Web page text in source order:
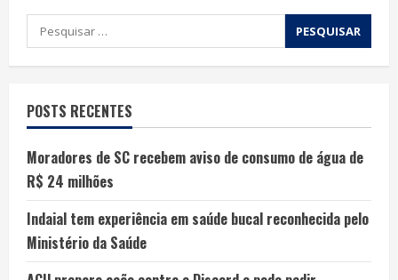
POSTS RECENTES
Moradores de SC recebem aviso de consumo de água de
R$ 24 milhões
Indaial tem experiência em saúde bucal reconhecida pelo
Ministério da Saúde